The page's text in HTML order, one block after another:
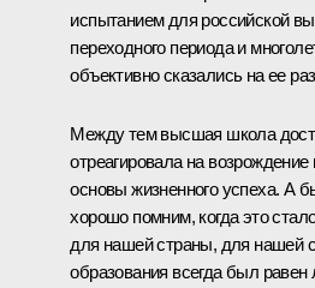
испытанием для российской
переходного периода и
объективно сказались на ее
Между тем высшая школа
отреагировала на
основы жизненного успеха. А
хорошо помним, когда это
для нашей страны, для нашей
образования всегда был равен